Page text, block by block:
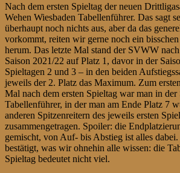
Nach dem ersten Spieltag der neuen
Wehen Wiesbaden Tabellenführer. Das sagt
überhaupt noch nichts aus, aber da das
vorkommt, reiten wir gerne noch ein
herum. Das letzte Mal stand der SVWW
Saison 2021/22 auf Platz 1, davor in der
Spieltagen 2 und 3 – in den beiden
jeweils der 2. Platz das Maximum. Zum
Mal nach dem ersten Spieltag war man in der
Tabellenführer, in der man am Ende Platz 7
anderen Spitzenreitern des jeweils ersten
zusammengetragen. Spoiler: die
gemischt, von Auf- bis Abstieg ist alles
bestätigt, was wir ohnehin alle wissen: die
Spieltag bedeutet nicht viel.